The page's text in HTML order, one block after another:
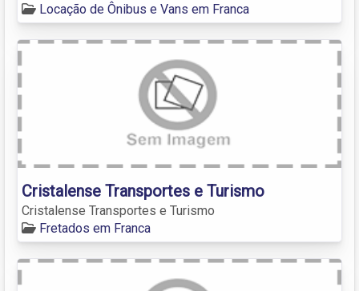
Locação de Ônibus e Vans em Franca
Cristalense Transportes e Turismo
Cristalense Transportes e Turismo
Fretados em Franca